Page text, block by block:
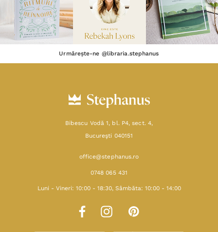
Urmărește-ne @libraria.stephanus
Bibescu Vodă 1, bl. P4, sect. 4,
Bucureşti 040151
office@stephanus.ro
0748 065 431
Luni - Vineri: 10:00 - 18:30, Sâmbăta: 10:00 - 14:00